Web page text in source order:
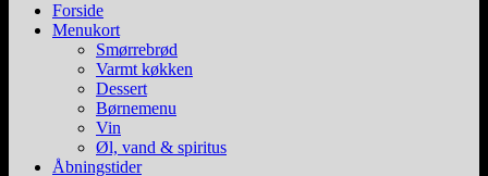
Forside
Menukort
Smørrebrød
Varmt køkken
Dessert
Børnemenu
Vin
Øl, vand & spiritus
Åbningstider